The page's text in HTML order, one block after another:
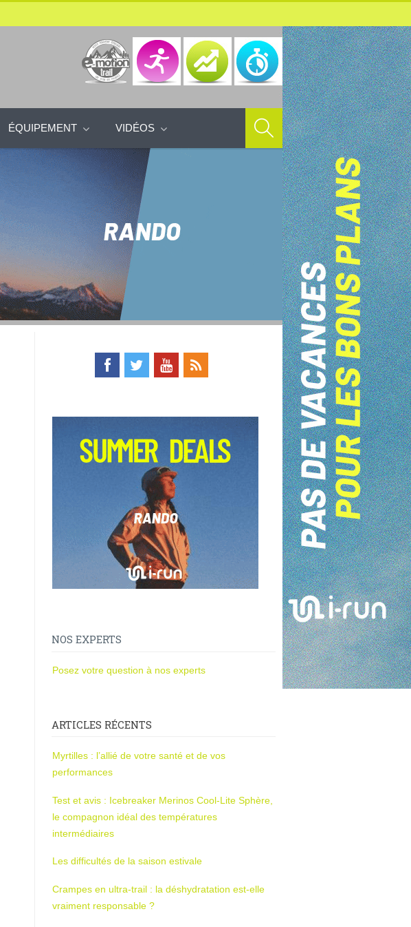
ÉQUIPEMENT VIDÉOS
NOS EXPERTS
Posez votre question à nos experts
ARTICLES RÉCENTS
Myrtilles : l’allié de votre santé et de vos
performances
Test et avis : Icebreaker Merinos Cool-Lite Sphère,
le compagnon idéal des températures
intermédiaires
Les difficultés de la saison estivale
Crampes en ultra-trail : la déshydratation est-elle
vraiment responsable ?